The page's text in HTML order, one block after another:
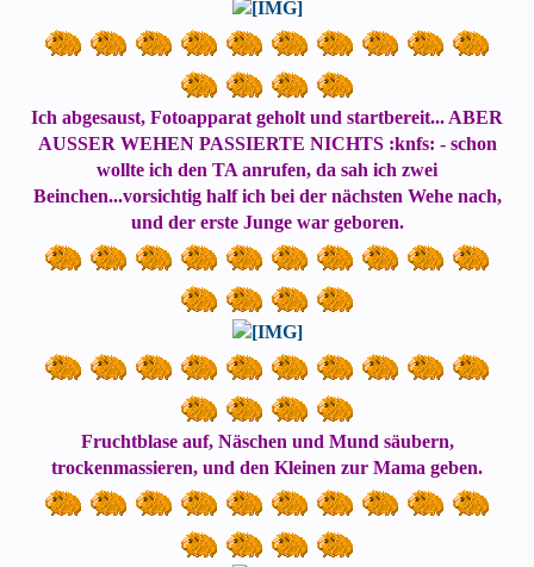
Ich abgesaust, Fotoapparat geholt und startbereit... ABER
AUSSER WEHEN PASSIERTE NICHTS :knfs: - schon
wollte ich den TA anrufen, da sah ich zwei
Beinchen...vorsichtig half ich bei der nächsten Wehe nach,
und der erste Junge war geboren.
Fruchtblase auf, Näschen und Mund säubern,
trockenmassieren, und den Kleinen zur Mama geben.